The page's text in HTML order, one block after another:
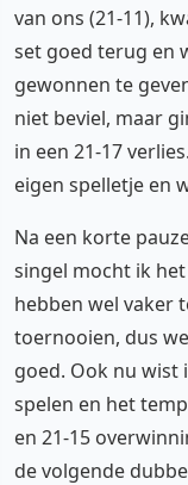
van ons (21-11),
set goed terug en
gewonnen te
niet beviel, maar
in een 21-17
eigen spelletje en
Na een korte
singel mocht ik
hebben wel vaker
toernooien, dus
goed. Ook nu
spelen en het
en 21-15
de volgende